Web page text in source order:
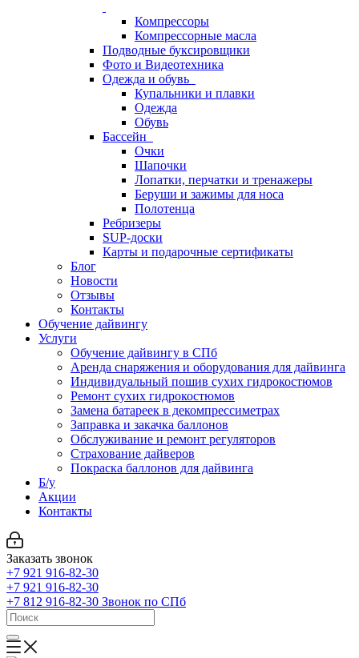
Компрессоры
Компрессорные масла
Подводные буксировщики
Фото и Видеотехника
Одежда и обувь
Купальники и плавки
Одежда
Обувь
Бассейн
Очки
Шапочки
Лопатки, перчатки и тренажеры
Беруши и зажимы для носа
Полотенца
Ребризеры
SUP-доски
Карты и подарочные сертификаты
Блог
Новости
Отзывы
Контакты
Обучение дайвингу
Услуги
Обучение дайвингу в СПб
Аренда снаряжения и оборудования для дайвинга
Индивидуальный пошив сухих гидрокостюмов
Ремонт сухих гидрокостюмов
Замена батареек в декомпрессиметрах
Заправка и закачка баллонов
Обслуживание и ремонт регуляторов
Страхование дайверов
Покраска баллонов для дайвинга
Б/у
Акции
Контакты
Заказать звонок
+7 921 916-82-30
+7 921 916-82-30
+7 812 916-82-30 Звонок по СПб